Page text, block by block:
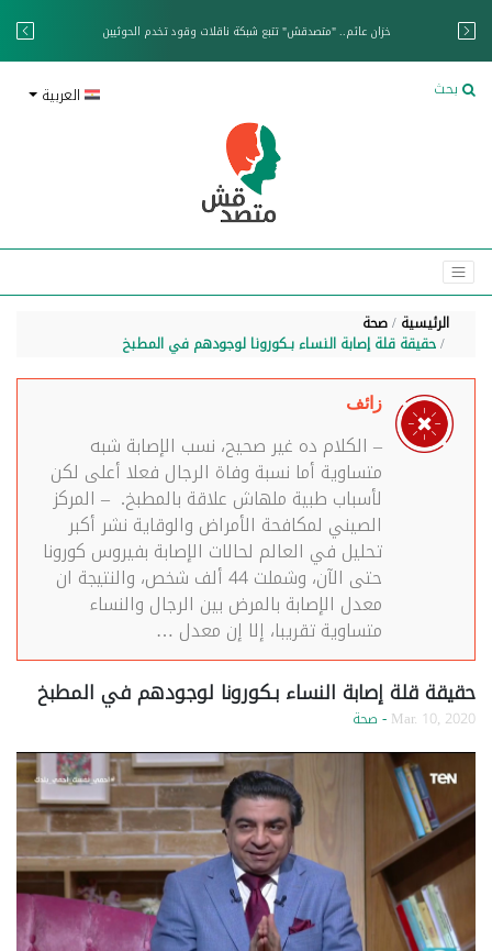
خزان عائم.. "متصدقش" تتبع شبكة ناقلات وقود تخدم الحوثيين
بحث العربية
الرئيسية صحة
حقيقة قلة إصابة النساء بـكورونا لوجودهم في المطبخ
زائف
– الكلام ده غير صحيح، نسب الإصابة شبه
متساوية أما نسبة وفاة الرجال فعلا أعلى لكن
لأسباب طبية ملهاش علاقة بالمطبخ. – المركز
الصيني لمكافحة الأمراض والوقاية نشر أكبر
تحليل في العالم لحالات الإصابة بفيروس كورونا
حتى الآن، وشملت 44 ألف شخص، والنتيجة ان
معدل الإصابة بالمرض بين الرجال والنساء
متساوية تقريبا، إلا إن معدل …
حقيقة قلة إصابة النساء بـكورونا لوجودهم في المطبخ
Mar. 10, 2020 - صحة